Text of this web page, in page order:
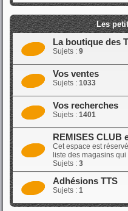
Les
La boutique des
Sujets : 9
Vos ventes
Sujets : 1033
Vos recherches
Sujets : 1401
REMISES CLUB
Cet espace est
liste des magasins
Sujets : 3
Adhésions TTS
Sujets : 1